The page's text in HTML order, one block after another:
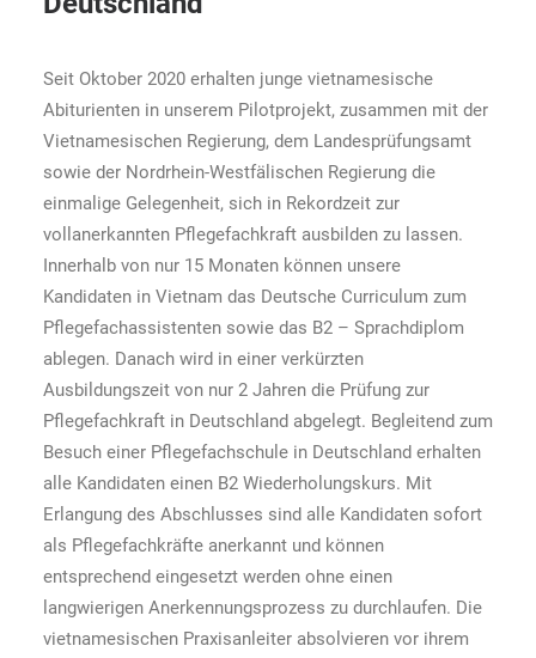
Seit Oktober 2020 erhalten junge vietnamesische
Abiturienten in unserem Pilotprojekt, zusammen mit der
Vietnamesischen Regierung, dem Landesprüfungsamt
sowie der Nordrhein-Westfälischen Regierung die
einmalige Gelegenheit, sich in Rekordzeit zur
vollanerkannten Pflegefachkraft ausbilden zu lassen.
Innerhalb von nur 15 Monaten können unsere
Kandidaten in Vietnam das Deutsche Curriculum zum
Pflegefachassistenten sowie das B2 – Sprachdiplom
ablegen. Danach wird in einer verkürzten
Ausbildungszeit von nur 2 Jahren die Prüfung zur
Pflegefachkraft in Deutschland abgelegt. Begleitend zum
Besuch einer Pflegefachschule in Deutschland erhalten
alle Kandidaten einen B2 Wiederholungskurs. Mit
Erlangung des Abschlusses sind alle Kandidaten sofort
als Pflegefachkräfte anerkannt und können
entsprechend eingesetzt werden ohne einen
langwierigen Anerkennungsprozess zu durchlaufen. Die
vietnamesischen Praxisanleiter absolvieren vor ihrem